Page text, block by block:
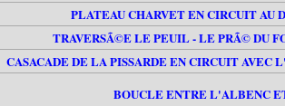
PLATEAU CHARVET EN CIRCUIT AU
TRAVERSÃ©E LE PEUIL - LE PRÃ© DU
CASACADE DE LA PISSARDE EN CIRCUIT
BOUCLE ENTRE L'ALBENC